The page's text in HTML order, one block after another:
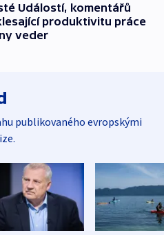
Událostí, komentářů
produktivitu práce
veder
publikovaného evropskými